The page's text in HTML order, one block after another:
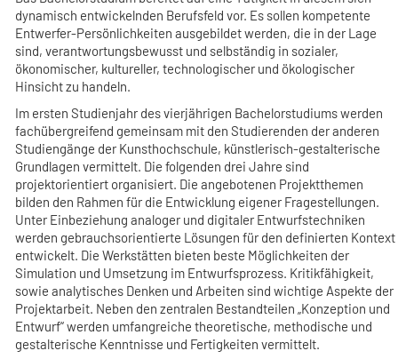
dynamisch entwickelnden Berufsfeld vor. Es sollen kompetente
Entwerfer-Persönlichkeiten ausgebildet werden, die in der Lage
sind, verantwortungsbewusst und selbständig in sozialer,
ökonomischer, kultureller, technologischer und ökologischer
Hinsicht zu handeln.
Im ersten Studienjahr des vierjährigen Bachelorstudiums werden
fachübergreifend gemeinsam mit den Studierenden der anderen
Studiengänge der Kunsthochschule, künstlerisch-gestalterische
Grundlagen vermittelt. Die folgenden drei Jahre sind
projektorientiert organisiert. Die angebotenen Projektthemen
bilden den Rahmen für die Entwicklung eigener Fragestellungen.
Unter Einbeziehung analoger und digitaler Entwurfstechniken
werden gebrauchsorientierte Lösungen für den definierten Kontext
entwickelt. Die Werkstätten bieten beste Möglichkeiten der
Simulation und Umsetzung im Entwurfsprozess. Kritikfähigkeit,
sowie analytisches Denken und Arbeiten sind wichtige Aspekte der
Projektarbeit. Neben den zentralen Bestandteilen „Konzeption und
Entwurf“ werden umfangreiche theoretische, methodische und
gestalterische Kenntnisse und Fertigkeiten vermittelt.